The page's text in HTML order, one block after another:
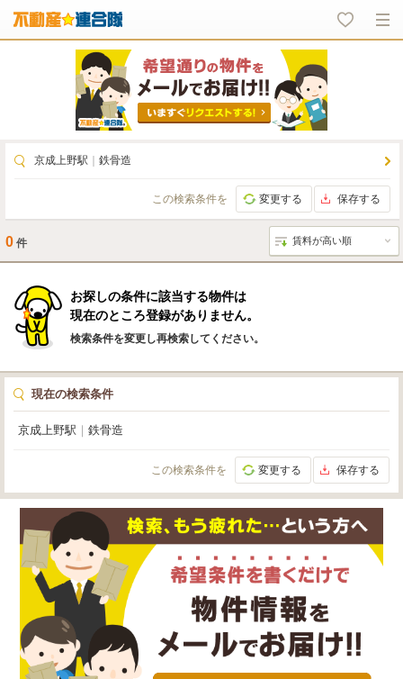
京成上野駅 鉄骨造
この検索条件を 変更する 保存する
0 件
お探しの条件に該当する物件は
現在のところ登録がありません。
検索条件を変更し再検索してください。
現在の検索条件
京成上野駅 鉄骨造
この検索条件を 変更する 保存する